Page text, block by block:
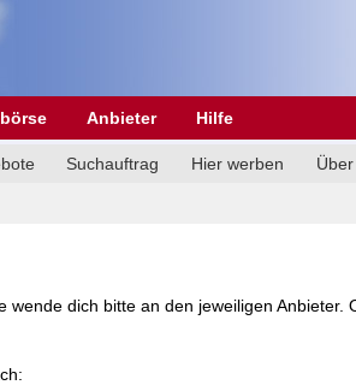
Anbieter Hilfe
Suchauftrag Hier werben
dich bitte an den jeweiligen